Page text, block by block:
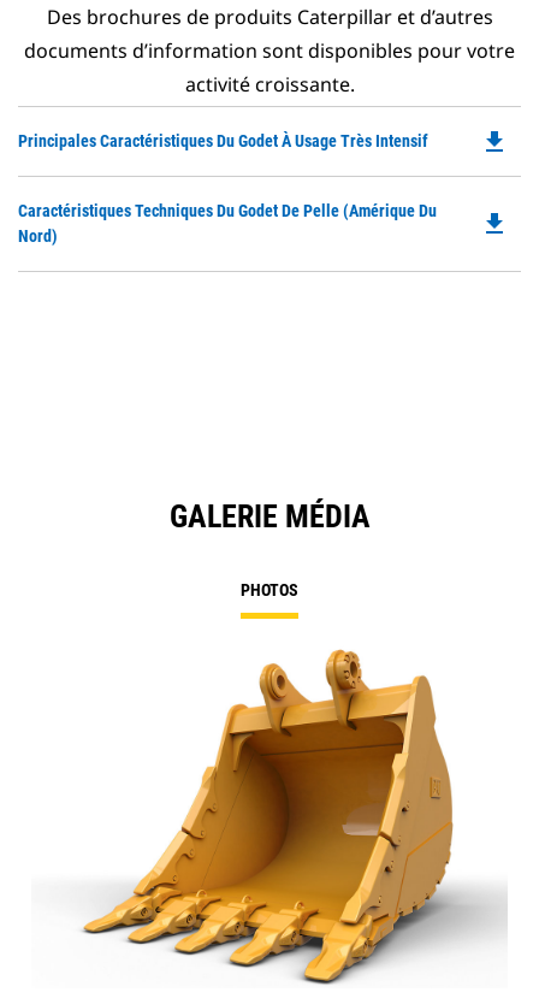
Des brochures de produits Caterpillar et d’autres
documents d’information sont disponibles pour votre
activité croissante.
Principales Caractéristiques Du Godet À Usage Très Intensif file_download
Caractéristiques Techniques Du Godet De Pelle (Amérique Du
Nord)
file_download
GALERIE MÉDIA
PHOTOS